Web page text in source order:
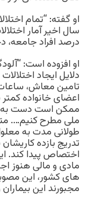
او گفته: “تمام
درصد افراد جامعه،
او افزوده است:
دلایل ایجاد
تامین معاش، ساعات
اعضای خانواده
ممکن است دست به
طولانی ‌مدت به
اختصاص پیدا کند.
های کشور، این
مجبورند این